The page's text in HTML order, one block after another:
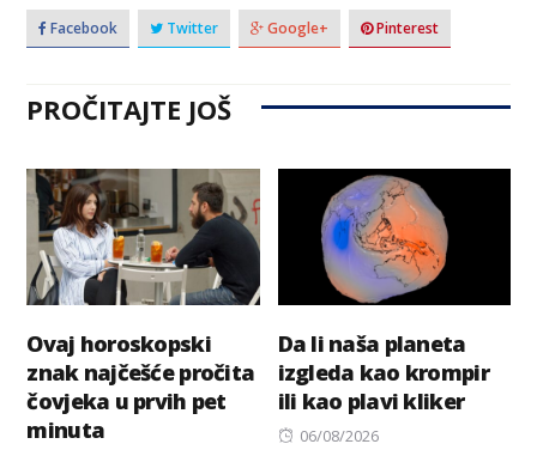
Facebook Twitter Google+ Pinterest
PROČITAJTE JOŠ
Ovaj horoskopski
znak najčešće pročita
čovjeka u prvih pet
minuta
Da li naša planeta
izgleda kao krompir
ili kao plavi kliker
Posted
06/08/2026